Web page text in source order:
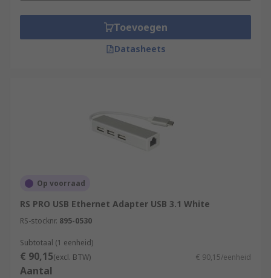
Toevoegen
Datasheets
Op voorraad
RS PRO USB Ethernet Adapter USB 3.1 White
RS-stocknr. 895-0530
Subtotaal (1 eenheid)
€ 90,15(excl. BTW) € 90,15/eenheid
Aantal